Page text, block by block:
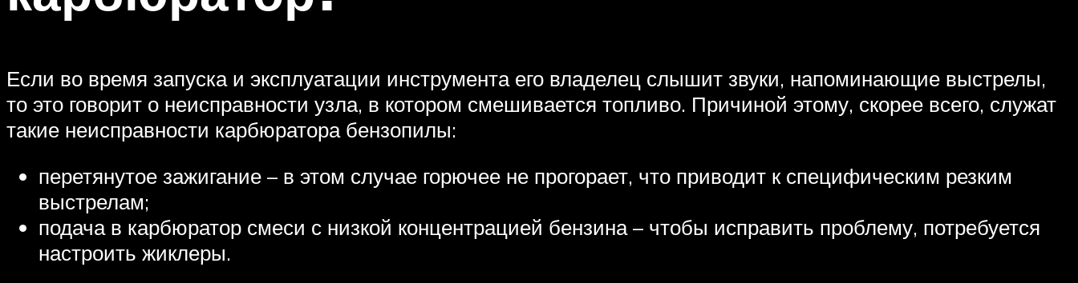
Если во время запуска и эксплуатации инструмента его владелец слышит звуки, напоминающие выстрелы,
то это говорит о неисправности узла, в котором смешивается топливо. Причиной этому, скорее всего, служат
такие неисправности карбюратора бензопилы:
перетянутое зажигание – в этом случае горючее не прогорает, что приводит к специфическим резким
выстрелам;
подача в карбюратор смеси с низкой концентрацией бензина – чтобы исправить проблему, потребуется
настроить жиклеры.